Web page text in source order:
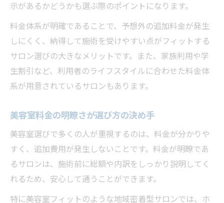
示があるかどうかも選ぶ際のポイントになります。
料金体系が明確であることで、予想外の追加料金が発生
しにくく、納得して施術を受けやすい点がフィットする
サロン選びの大きなメリットです。また、家族利用や学
生割引など、利用者のライフスタイルに合わせた料金体
系が用意されているサロンもあります。
美容室料金の明瞭さが選び方の決め手
美容室選びで多くの人が重視するのは、料金が分かりや
すく、追加費用が発生しないことです。料金が明瞭であ
るサロンは、施術前に総額や内訳をしっかり説明してく
れるため、安心して通うことができます。
特に美容室フィットのような地域密着型サロンでは、ホ